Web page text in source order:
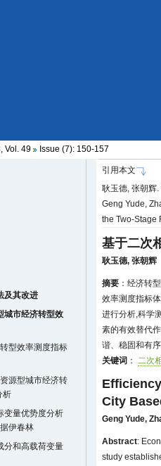
Vol. 49 Issue (7): 150-157
及其改进
城市经济转型效
型效率测度指标
源型城市经济转
析
变量优势度分析
伊春林
分和高载荷变量
引用本文
耿玉德, 张朝辉
Geng Yude,
the Two-Stage
基于二次
耿玉德,张朝辉
摘要 ：经济转
效率测度指标
进行分析,科学
素的有效替代
谐、稳固和有序
关键词 ：二次
City
Geng Yude,
Abstract:
study